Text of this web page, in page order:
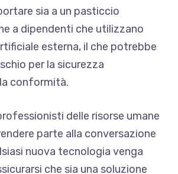
sia a un pasticcio
a dipendenti che utilizzano
esterna, il che potrebbe
per la sicurezza
conformità.
delle risorse umane
parte alla conversazione
nuova tecnologia venga
che sia una soluzione